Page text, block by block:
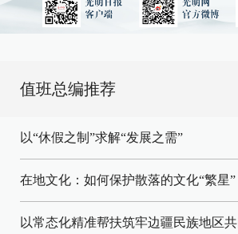
值班总编推荐
以“休假之制”求解“发展之需”
在地文化：如何保护散落的文化“繁星”
以常态化精准帮扶筑牢边疆民族地区